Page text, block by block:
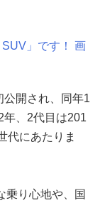
SUV」です！ 画
開され、同年1
年、2代目は201
代にあたりま
乗り心地や、国